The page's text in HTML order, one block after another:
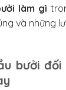
lại lợi ích
dầu bưởi
thích hợp
làm gì
và những
bưởi